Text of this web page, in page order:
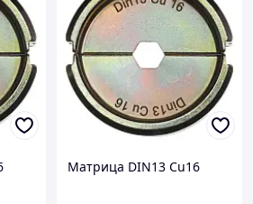
Матрица DIN13 Cu16